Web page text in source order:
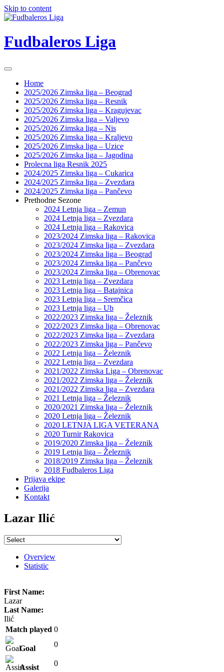
Skip to content
Fudbaleros Liga
Home
2025/2026 Zimska liga – Beograd
2025/2026 Zimska liga – Resnik
2025/2026 Zimska liga – Kragujevac
2025/2026 Zimska liga – Valjevo
2025/2026 Zimska liga – Nis
2025/2026 Zimska liga – Kraljevo
2025/2026 Zimska liga – Uzice
2025/2026 Zimska liga – Jagodina
Prolecna liga Resnik 2025
2024/2025 Zimska liga – Cukarica
2024/2025 Zimska liga – Zvezdara
2024/2025 Zimska liga – Pančevo
Prethodne Sezone
2024 Letnja liga – Zemun
2024 Letnja liga – Zvezdara
2024 Letnja liga – Rakovica
2023/2024 Zimska liga – Rakovica
2023/2024 Zimska liga – Zvezdara
2023/2024 Zimska liga – Beograd
2023/2024 Zimska liga – Pančevo
2023/2024 Zimska liga – Obrenovac
2023 Letnja liga – Zvezdara
2023 Letnja liga – Batajnica
2023 Letnja liga – Sremčica
2023 Letnja liga – Ub
2022/2023 Zimska liga – Železnik
2022/2023 Zimska liga – Obrenovac
2022/2023 Zimska liga – Zvezdara
2022/2023 Zimska liga – Pančevo
2022 Letnja liga – Železnik
2022 Letnja liga – Zvezdara
2021/2022 Zimska Liga – Obrenovac
2021/2022 Zimska liga – Železnik
2021/2022 Zimska liga – Zvezdara
2021 Letnja liga – Železnik
2020/2021 Zimska liga – Železnik
2020 Letnja liga – Železnik
2020 LETNJA LIGA VETERANA
2020 Turnir Rakovica
2019/2020 Zimska liga – Železnik
2019 Letnja liga – Železnik
2018/2019 Zimska liga – Železnik
2018 Fudbaleros Liga
Prijava ekipe
Galerija
Kontakt
Lazar Ilić
Overview
Statistic
First Name:
Lazar
Last Name:
Ilić
Match played 0
Goal 0
Assist 0